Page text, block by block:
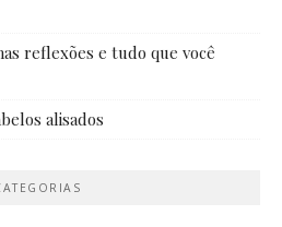
reflexões e tudo que você
alisados